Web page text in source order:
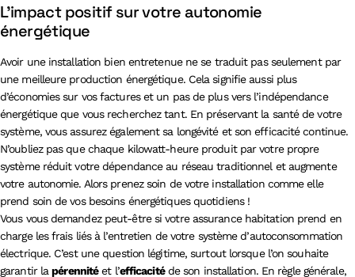
L’impact positif sur votre autonomie
énergétique
Avoir une installation bien entretenue ne se traduit pas seulement par
une meilleure production énergétique. Cela signifie aussi plus
d’économies sur vos factures et un pas de plus vers l’indépendance
énergétique que vous recherchez tant. En préservant la santé de votre
système, vous assurez également sa longévité et son efficacité continue.
N’oubliez pas que chaque kilowatt-heure produit par votre propre
système réduit votre dépendance au réseau traditionnel et augmente
votre autonomie. Alors prenez soin de votre installation comme elle
prend soin de vos besoins énergétiques quotidiens !
Vous vous demandez peut-être si votre assurance habitation prend en
charge les frais liés à l’entretien de votre système d’autoconsommation
électrique. C’est une question légitime, surtout lorsque l’on souhaite
garantir lapérennitéet l’efficacitéde son installation. En règle générale,